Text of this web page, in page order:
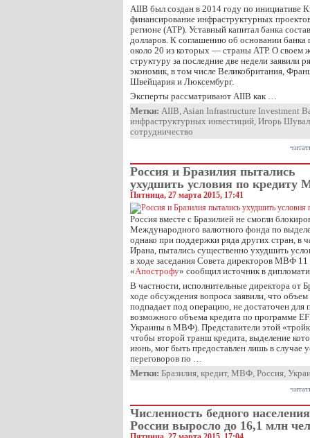
AIIB был создан в 2014 году по инициативе
финансирование инфраструктурных
регионе (АТР). Уставный капитал банка
долларов. К соглашению об основании банка
около 20 из которых — страны АТР. О своем
структуру за последние две недели заявили
экономик, в том числе Великобритания,
Швейцария и Люксембург.
Эксперты рассматривают AIIB как …
Метки: AIIB,Asian Infrastructure Investment
инфраструктурных инвестиций, Игорь
сотрудничество
Россия и Бразилия пытались
ухудшить условия по
Пятница, 27 марта 2015, 17:41
Россия вместе с Бразилией не смогли
Международного валютного фонда по
однако при поддержки ряда других стран, в
Ирана, пытались существенно ухудшить
в ходе заседания Совета директоров МВФ
«Апострофу» сообщил источник в
В частности, исполнительные директора от
ходе обсуждения вопроса заявили, что
подпадает под операцию, не достаточен для
возможного объема кредита по программе
Украины в МВФ). Представители этой
чтобы второй транш кредита, выделение
июнь, мог быть предоставлен лишь в случае
переговоров по …
Метки: Бразилия, кредит, МВФ, Россия,
Численность бедного
России выросло до 16,1 млн